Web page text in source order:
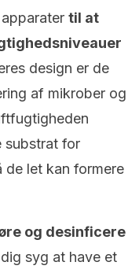
til at
design er de
af mikrober og
substrat for
de let kan formere
og desinficere
syg at have et